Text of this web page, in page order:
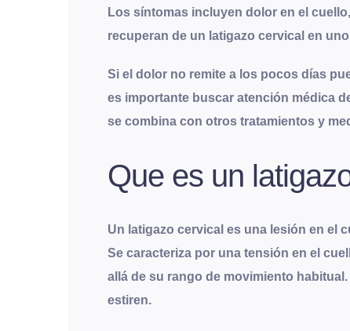
Los síntomas incluyen dolor en el
recuperan de un latigazo cervical en
Si el dolor no remite a los pocos días
es importante buscar atención médica
se combina con otros tratamientos y
Que es un
Un latigazo cervical es una lesión en el
Se caracteriza por una tensión en el
allá de su rango de movimiento
estiren.